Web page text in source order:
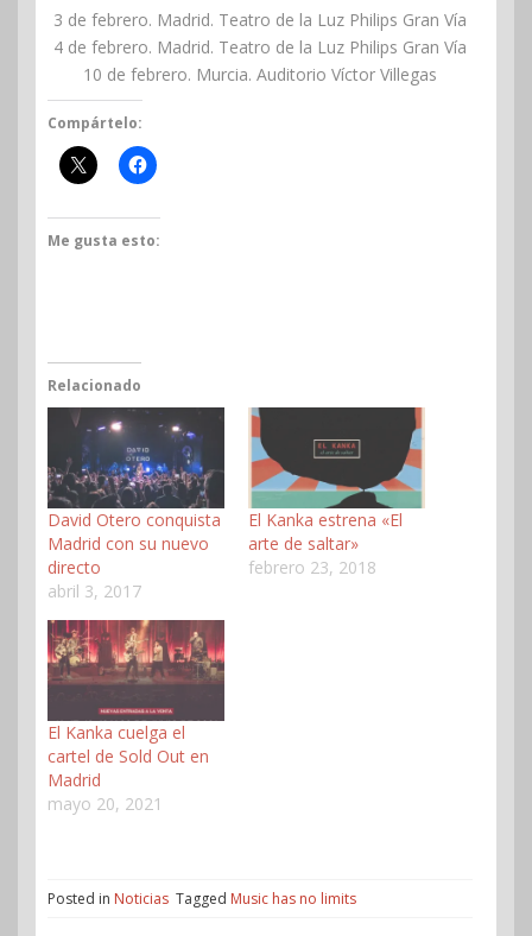
3 de febrero. Madrid. Teatro de la Luz Philips Gran Vía
4 de febrero. Madrid. Teatro de la Luz Philips Gran Vía
10 de febrero. Murcia. Auditorio Víctor Villegas
Compártelo:
Me gusta esto:
Relacionado
David Otero conquista
Madrid con su nuevo
directo
abril 3, 2017
El Kanka estrena «El
arte de saltar»
febrero 23, 2018
El Kanka cuelga el
cartel de Sold Out en
Madrid
mayo 20, 2021
Posted in Noticias Tagged Music has no limits